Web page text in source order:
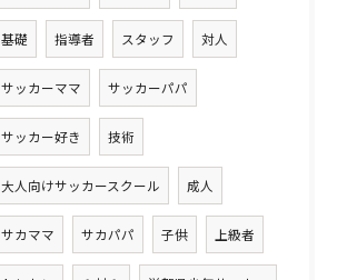
基礎 指導者 スタッフ 対人
サッカーママ サッカーパパ
サッカー好き 技術
大人向けサッカースクール 成人
サカママ サカパパ 子供 上級者